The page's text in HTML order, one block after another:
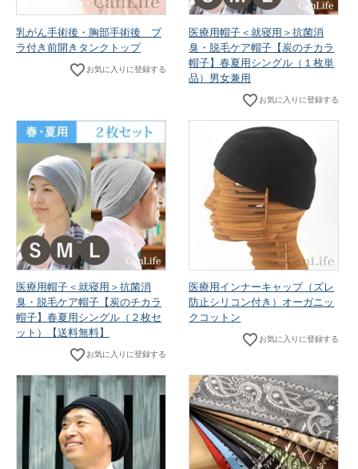
乳がん手術後・胸部手術後 ブ
ラ付き前開きタンクトップ
お気に入りに登録する
医療用帽子＜就寝用＞抗菌消
臭・脱毛ケア帽子【炭のチカラ
帽子】春夏用シングル（１枚単
品）男女兼用
お気に入りに登録する
医療用帽子＜就寝用＞抗菌消
臭・脱毛ケア帽子【炭のチカラ
帽子】春夏用シングル（２枚セ
ット）【送料無料】
お気に入りに登録する
医療用インナーキャップ（ズレ
防止シリコン付き）オーガニッ
クコットン
お気に入りに登録する